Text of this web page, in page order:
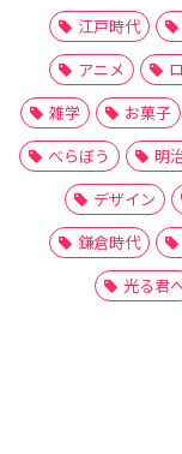
江戸時代
アニメ
雑学
お菓子
べらぼう
明
デザイン
鎌倉時代
光る君